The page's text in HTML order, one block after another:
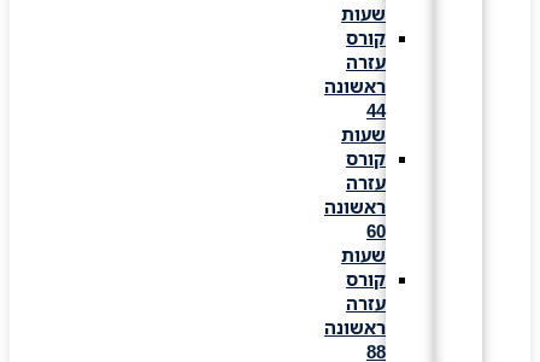
שעות
קורס
עזרה
ראשונה
שעות
קורס
עזרה
ראשונה
שעות
קורס
עזרה
ראשונה